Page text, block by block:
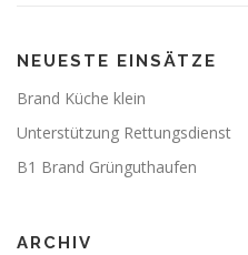
NEUESTE EINSÄTZE
Brand Küche klein
Unterstützung Rettungsdienst
B1 Brand Grünguthaufen
ARCHIV